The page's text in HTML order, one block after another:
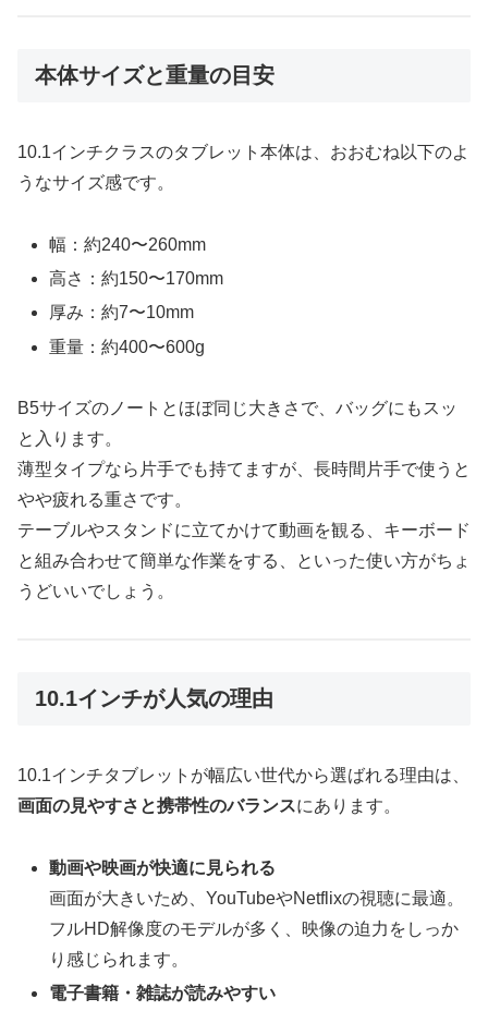
本体サイズと重量の目安
10.1インチクラスのタブレット本体は、おおむね以下のよ
うなサイズ感です。
幅：約240〜260mm
高さ：約150〜170mm
厚み：約7〜10mm
重量：約400〜600g
B5サイズのノートとほぼ同じ大きさで、バッグにもスッ
と入ります。
薄型タイプなら片手でも持てますが、長時間片手で使うと
やや疲れる重さです。
テーブルやスタンドに立てかけて動画を観る、キーボード
と組み合わせて簡単な作業をする、といった使い方がちょ
うどいいでしょう。
10.1インチが人気の理由
10.1インチタブレットが幅広い世代から選ばれる理由は、
画面の見やすさと携帯性のバランスにあります。
動画や映画が快適に見られる
画面が大きいため、YouTubeやNetflixの視聴に最適。
フルHD解像度のモデルが多く、映像の迫力をしっか
り感じられます。
電子書籍・雑誌が読みやすい